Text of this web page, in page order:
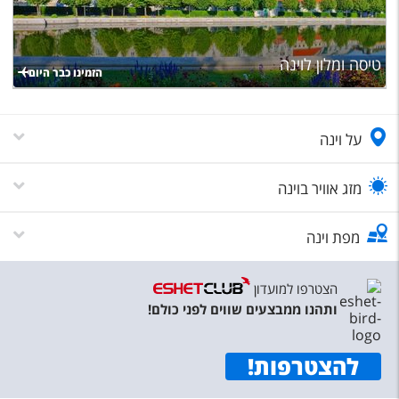
טיסה ומלון לוינה הזמינו כבר היום
על וינה
מזג אוויר בוינה
מפת וינה
הצטרפו למועדון
ותהנו ממבצעים שווים לפני כולם!
להצטרפות!